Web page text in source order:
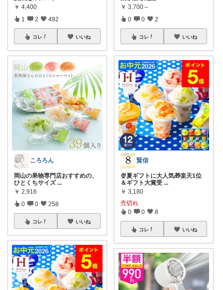
￥ 4,400
1 2 492
コレ いいね
ころろん
岡山の果物専門店おすすめの、
ひとくちサイズ ...
￥ 2,916
0 0 258
コレ いいね
￥ 3,700～
0 0 2
コレ いいね
賢信
🍨夏ギフトに大人気🎁楽天1位
＆ギフト大賞受 ...
￥ 3,180
売切れ
0 0 8
コレ いいね